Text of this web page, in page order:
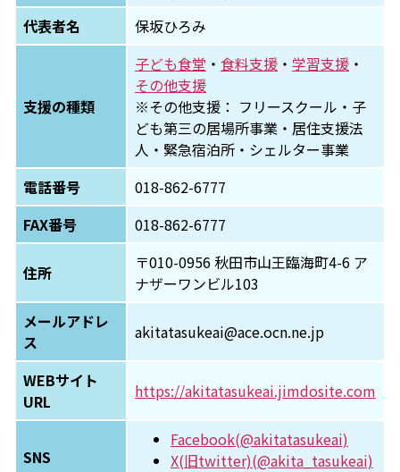
代表者名
保坂ひろみ
支援の種類
子ども食堂 ・ 食料支援 ・ 学習支援 ・
その他支援
※その他支援： フリースクール・子
ども第三の居場所事業・居住支援法
人・緊急宿泊所・シェルター事業
電話番号
018-862-6777
FAX番号
018-862-6777
住所
〒010-0956 秋田市山王臨海町4-6 ア
ナザーワンビル103
メールアドレ
ス
akitatasukeai@ace.ocn.ne.jp
WEBサイト
URL
https://akitatasukeai.jimdosite.com
SNS
Facebook(@akitatasukeai)
X(旧twitter)(@akita_tasukeai)